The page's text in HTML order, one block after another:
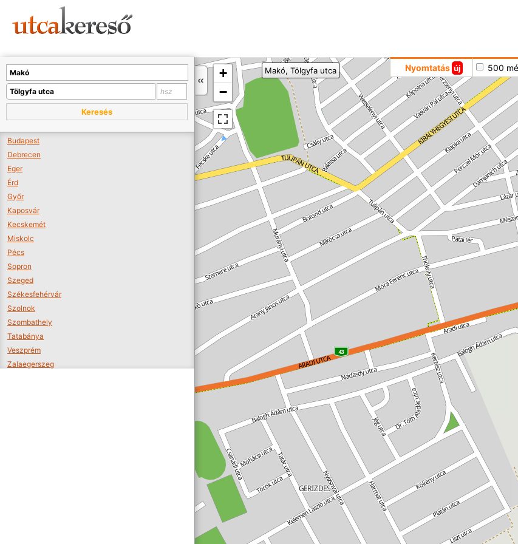
+
−
Nyomtatás új 500
Makó, Tölgyfa utca
Keresés
Budapest
Debrecen
Eger
Érd
Győr
Kaposvár
Kecskemét
Miskolc
Pécs
Sopron
Szeged
Székesfehérvár
Szolnok
Szombathely
Tatabánya
Veszprém
Zalaegerszeg
A térképet kicsinyíteni kell, hogy látszódjanak a boltok.
Boltok látszódjanak >>